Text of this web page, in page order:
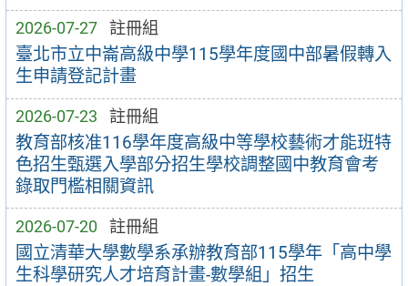
2026-07-27 註冊組
臺北市立中崙高級中學115學年度國中部暑假轉入
生申請登記計畫
2026-07-23 註冊組
教育部核准116學年度高級中等學校藝術才能班特
色招生甄選入學部分招生學校調整國中教育會考
錄取門檻相關資訊
2026-07-20 註冊組
國立清華大學數學系承辦教育部115學年「高中學
生科學研究人才培育計畫-數學組」招生